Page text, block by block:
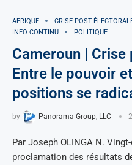
AFRIQUE
CRISE POST-
INFO CONTINU
POLITIQUE
Cameroun |
Entre le pouvoir
positions se
by Panorama Group, LLC
Par Joseph OLINGA N.
proclamation des résultats